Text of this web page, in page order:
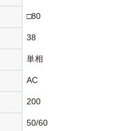
□80
38
単相
AC
200
50/60